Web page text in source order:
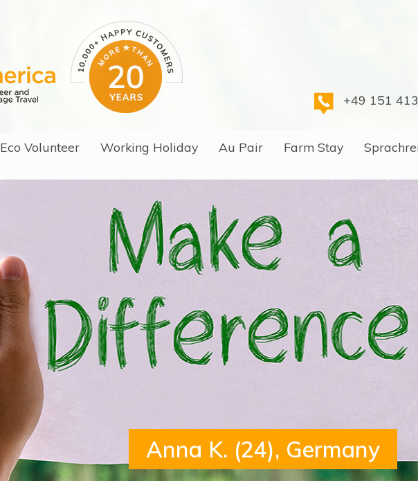
+49 151
Eco Volunteer Working Holiday Au Pair Farm Stay
Anna K. (24), Germany